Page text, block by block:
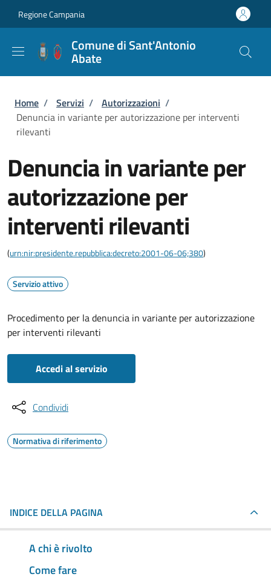
Regione Campania
Comune di Sant'Antonio
Abate
Briciole di pane
Home / Servizi / Autorizzazioni /
Denuncia in variante per autorizzazione per interventi
rilevanti
Denuncia in variante per
autorizzazione per
interventi rilevanti
(urn:nir:presidente.repubblica:decreto:2001-06-06;380)
Servizio attivo
Procedimento per la denuncia in variante per autorizzazione
per interventi rilevanti
Accedi al servizio
Condividi
Normativa di riferimento
INDICE DELLA PAGINA
A chi è rivolto
Come fare